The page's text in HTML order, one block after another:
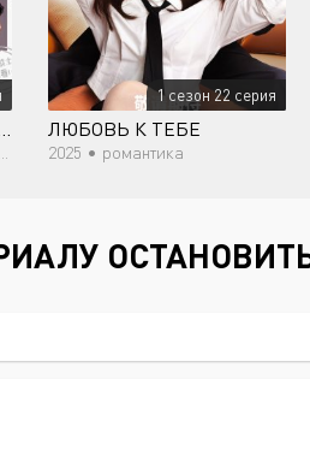
1 сезон 22 серия
ЛЮБОВЬ К ТЕБЕ
2025 • романтика